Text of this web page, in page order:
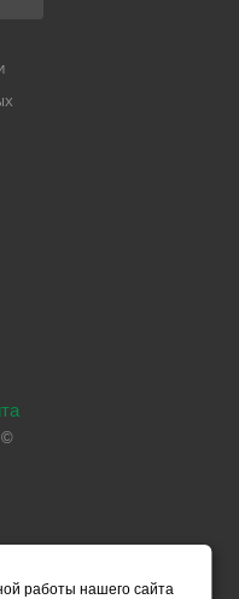
©
работы нашего сайта